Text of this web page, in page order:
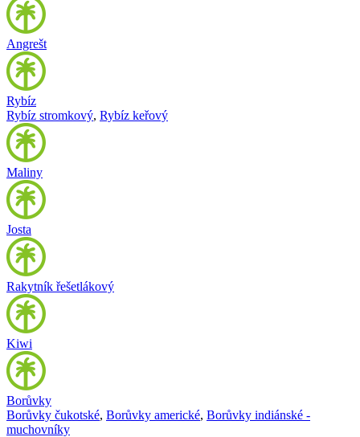
Angrešt
Rybíz
Rybíz stromkový, Rybíz keřový
Maliny
Josta
Rakytník řešetlákový
Kiwi
Borůvky
Borůvky čukotské, Borůvky americké, Borůvky indiánské -
muchovníky